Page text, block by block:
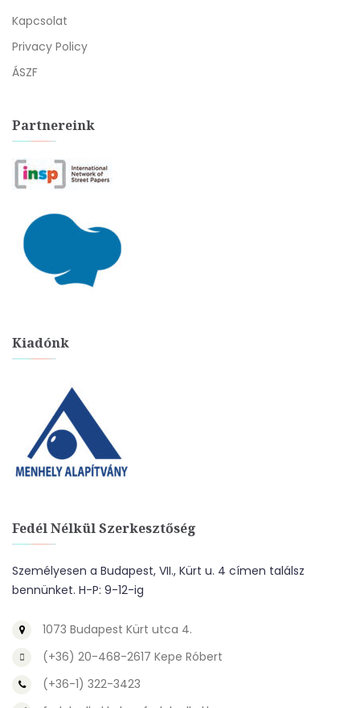
Kapcsolat
Privacy Policy
ÁSZF
Partnereink
Kiadónk
Fedél Nélkül Szerkesztőség
Személyesen a Budapest, VII., Kürt u. 4 címen találsz
bennünket. H-P: 9-12-ig
1073 Budapest Kürt utca 4.
(+36) 20-468-2617 Kepe Róbert
(+36-1) 322-3423